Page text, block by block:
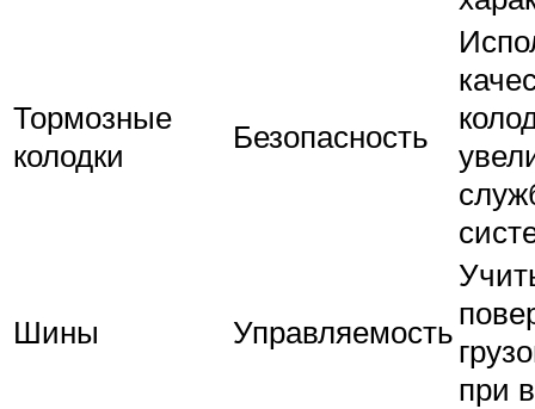
Тормозные
колодки
Безопасность
Шины Управляемость
при